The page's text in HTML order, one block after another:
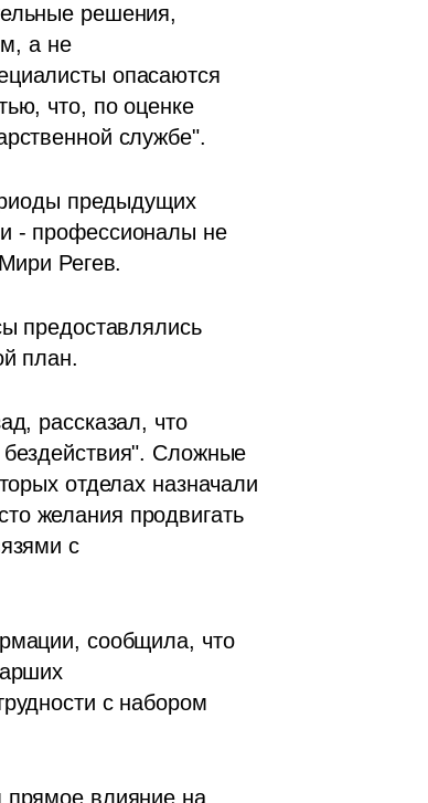
решения,
а не
опасаются
что, по оценке
службе".
предыдущих
- профессионалы не
Регев.
предоставлялись
план.
рассказал, что
Сложные
отделах назначали
желания продвигать
с
сообщила, что
с набором
влияние на